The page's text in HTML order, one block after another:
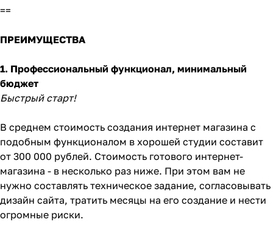
==
ПРЕИМУЩЕСТВА
1. Профессиональный функционал, минимальный
бюджет
Быстрый старт!
В среднем стоимость создания интернет магазина с
подобным функционалом в хорошей студии составит
от 300 000 рублей. Стоимость готового интернет-
магазина - в несколько раз ниже. При этом вам не
нужно составлять техническое задание, согласовывать
дизайн сайта, тратить месяцы на его создание и нести
огромные риски.